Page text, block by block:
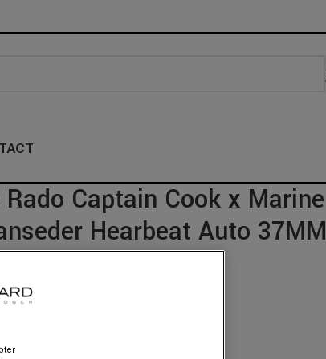
Captain Cook x Marine
Hearbeat Auto 37MM